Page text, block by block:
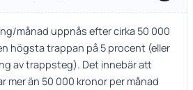
månad uppnås efter cirka 50 000
högsta trappan på 5 procent (eller
av trappsteg). Det innebär att
mer än 50 000 kronor per månad